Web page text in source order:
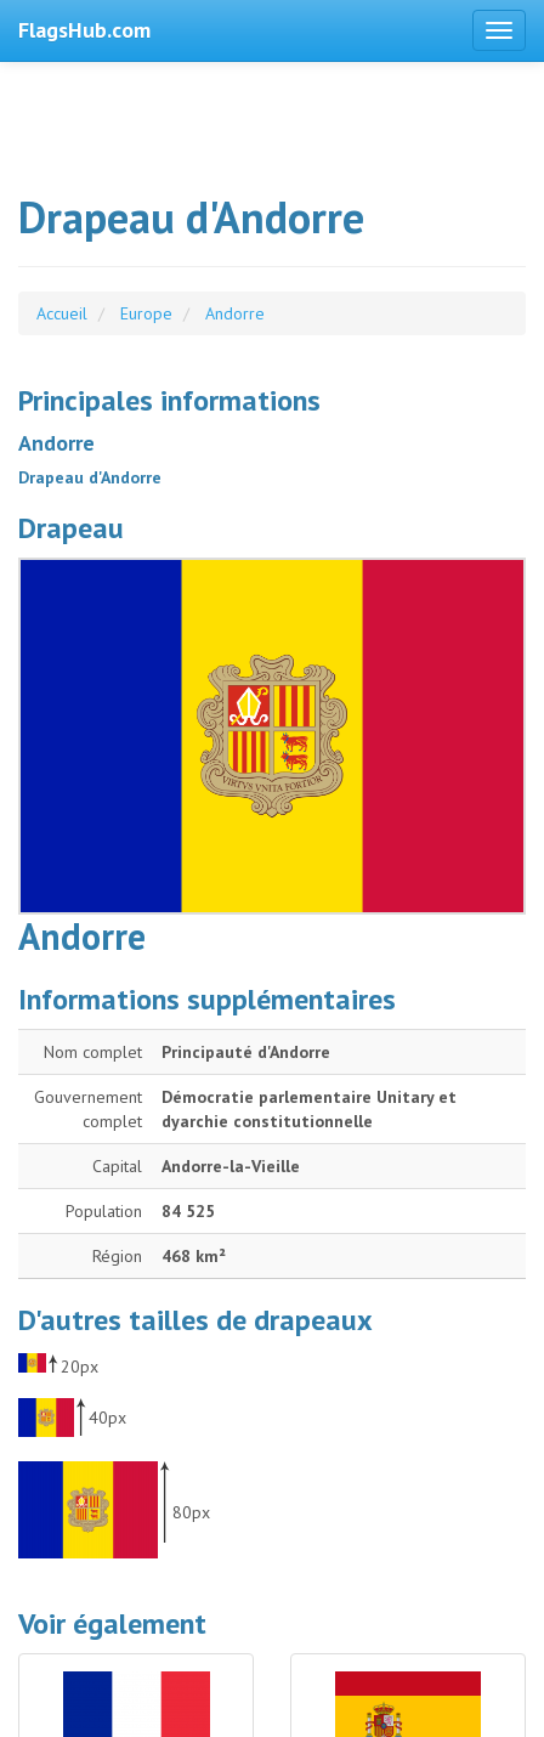
FlagsHub.com
Drapeau d'Andorre
Accueil Europe Andorre
Principales informations
Andorre
Drapeau d'Andorre
Drapeau
Andorre
Informations supplémentaires
Nom complet Principauté d'Andorre
Gouvernement
complet
Démocratie parlementaire Unitary et
dyarchie constitutionnelle
Capital Andorre-la-Vieille
Population 84 525
Région 468 km²
D'autres tailles de drapeaux
20px
40px
80px
Voir également